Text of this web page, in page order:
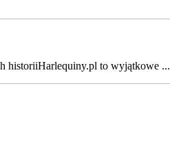
historiiHarlequiny.pl to wyjątkowe ...